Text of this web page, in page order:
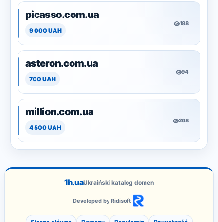
picasso.com.ua
9 000 UAH
188
asteron.com.ua
700 UAH
94
million.com.ua
4 500 UAH
268
1h.uaUkraiński katalog domen
Developed by Ridisoft